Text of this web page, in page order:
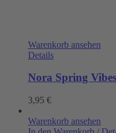
Warenkorb ansehen
Details
Nora Spring
3,95 €
Warenkorb ansehen